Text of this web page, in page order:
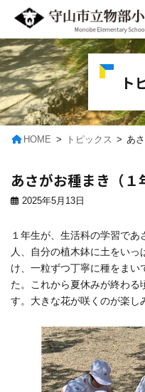
コ
ン
テ
ン
ツ
へ
ス
ナ
ビ
ゲ
ー
シ
ョ
ン
ト
HOME トピックス あ
あさがお種まき（１
2025年5月13日
１年生が、生活科の学習で
人、自分の植木鉢に土をいっ
け、一粒ずつ丁寧に種をまい
た。これから夏休みが終わる
す。大きな花が咲くのが楽し